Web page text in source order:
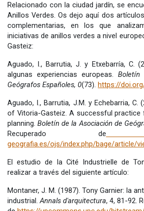
Relacionado con la ciudad jardín, se
Anillos Verdes. Os dejo aquí dos
complementarias, en los que
iniciativas de anillos verdes a nivel
Gasteiz:
Aguado, I., Barrutia, J. y Etxebarría, C.
algunas experiencias europeas.
Geógrafos Españoles, 0(73). https://
Aguado, I., Barrutia, J.M. y Echebarria, C.
of Vitoria-Gasteiz. A successful practice
planning.Boletín de la Asociación de
Recuperado de
geografia.es/ojs/index.php/bage/article/
El estudio de la Cité Industrielle de
realizar a través del siguiente artículo:
Montaner, J. M. (1987). Tony Garnier: la
industrial.Annals d'arquitectura, 4, 81-92.